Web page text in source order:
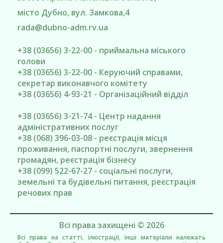
місто Дубно, вул. Замкова,4
rada@dubno-adm.rv.ua
+38 (03656) 3-22-00 - приймальна міського
голови
+38 (03656) 3-22-00 - Керуючий справами,
секретар виконавчого комітету
+38 (03656) 4-93-21 - Організаційний відділ
+38 (03656) 3-21-74 - Центр надання
адміністративних послуг
+38 (068) 396-03-08 - реєстрація місця
проживання, паспортні послуги, звернення
громадян, реєстрація бізнесу
+38 (099) 522-67-27 - соціальні послуги,
земельні та будівельні питання, реєстрація
речових прав
Всі права захищені © 2026
Всі права на статті, ілюстрації, інші матеріали належать